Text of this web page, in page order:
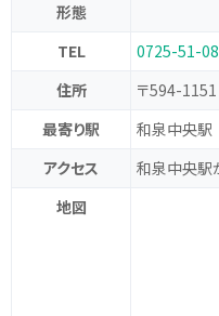
形態
TEL
0725-51-
住所
〒594-1151
最寄り駅
和泉中央駅
アクセス
和泉中央駅
地図